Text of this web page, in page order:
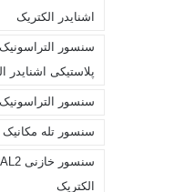
اشنایدر الکتریک
پلاستیکی اشنایدر
سنسور التراسونیک
سنسور تله مکانیک
الکتریک